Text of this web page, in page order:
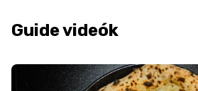
Guide videók